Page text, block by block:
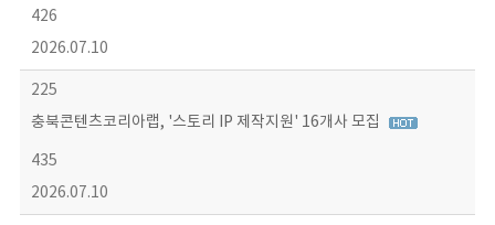
426
2026.07.10
225
충북콘텐츠코리아랩, '스토리 IP 제작지원' 16개사 모집
435
2026.07.10